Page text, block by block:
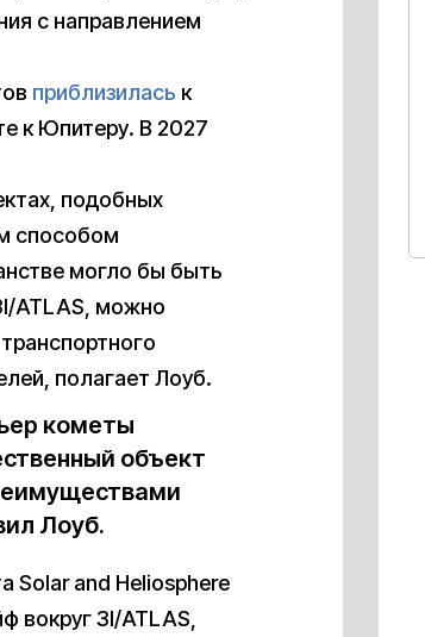
с направлением
приблизилась к
к Юпитеру. В 2027
подобных
способом
могло бы быть
ATLAS, можно
полагает Лоуб.
кометы
объект
Лоуб.
Solar and Heliosphere
вокруг 3I/ATLAS,